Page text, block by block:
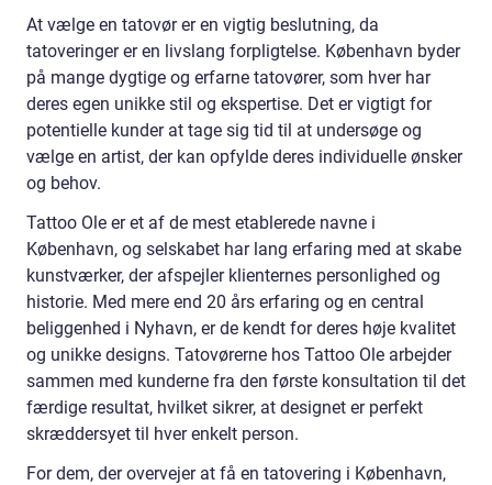
At vælge en tatovør er en vigtig beslutning, da
tatoveringer er en livslang forpligtelse. København byder
på mange dygtige og erfarne tatovører, som hver har
deres egen unikke stil og ekspertise. Det er vigtigt for
potentielle kunder at tage sig tid til at undersøge og
vælge en artist, der kan opfylde deres individuelle ønsker
og behov.
Tattoo Ole er et af de mest etablerede navne i
København, og selskabet har lang erfaring med at skabe
kunstværker, der afspejler klienternes personlighed og
historie. Med mere end 20 års erfaring og en central
beliggenhed i Nyhavn, er de kendt for deres høje kvalitet
og unikke designs. Tatovørerne hos Tattoo Ole arbejder
sammen med kunderne fra den første konsultation til det
færdige resultat, hvilket sikrer, at designet er perfekt
skræddersyet til hver enkelt person.
For dem, der overvejer at få en tatovering i København,